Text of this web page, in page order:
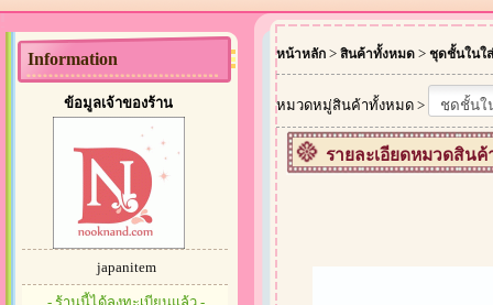
Information
ข้อมูลเจ้าของร้าน
japanitem
หน้าหลัก > สินค้าทั้งหมด > ชุดชั้นในใ
หมวดหมู่สินค้าทั้งหมด >
รายละเอียดหมวดสินค้